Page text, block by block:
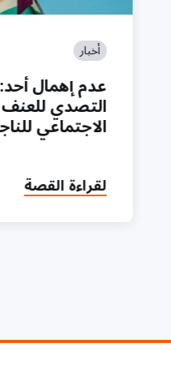
أخبار
عدم إهمال
التصدي للعنف
الاجتماعي
لقراءة القصة